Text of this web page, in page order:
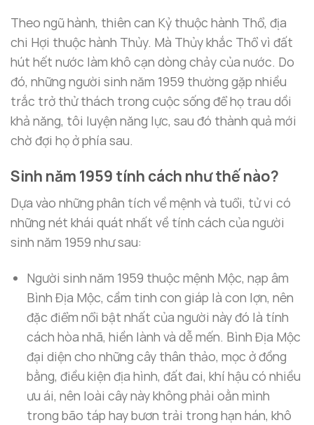
Theo ngũ hành, thiên can Kỷ thuộc hành Thổ, địa
chi Hợi thuộc hành Thủy. Mà Thủy khắc Thổ vì đất
hút hết nước làm khô cạn dòng chảy của nước. Do
đó, những người sinh năm 1959 thường gặp nhiều
trắc trở thử thách trong cuộc sống để họ trau dồi
khả năng, tôi luyện năng lực, sau đó thành quả mới
chờ đợi họ ở phía sau.
Sinh năm 1959 tính cách như thế nào?
Dựa vào những phân tích về mệnh và tuổi, tử vi có
những nét khái quát nhất về tính cách của người
sinh năm 1959 như sau:
Người sinh năm 1959 thuộc mệnh Mộc, nạp âm
Bình Địa Mộc, cầm tinh con giáp là con lợn, nên
đặc điểm nổi bật nhất của người này đó là tính
cách hòa nhã, hiền lành và dễ mến. Bình Địa Mộc
đại diện cho những cây thân thảo, mọc ở đồng
bằng, điều kiện địa hình, đất đai, khí hậu có nhiều
ưu ái, nên loài cây này không phải oằn mình
trong bão táp hay bươn trải trong hạn hán, khô